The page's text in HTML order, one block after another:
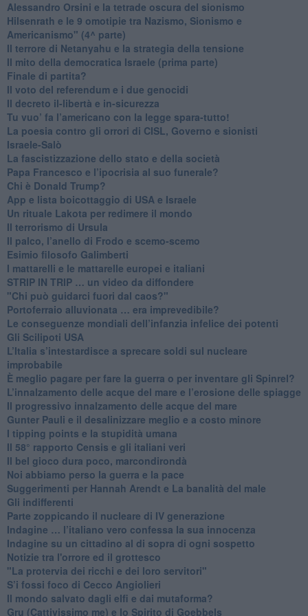
​Alessandro Orsini e la tetrade oscura del sionismo
​Hilsenrath e le 9 omotipie tra Nazismo, Sionismo e
Americanismo" (4^ parte)
​Il terrore di Netanyahu e la strategia della tensione
Il mito della democratica Israele (prima parte)
​Finale di partita?
​Il voto del referendum e i due genocidi
Il decreto il-libertà e in-sicurezza
Tu vuo’ fa l’americano con la legge spara-tutto!
La poesia contro gli orrori di CISL, Governo e sionisti
Israele-Salò
​La fascistizzazione dello stato e della società
Papa Francesco e l’ipocrisia al suo funerale?
​Chi è Donald Trump?
App e lista boicottaggio di USA e Israele
​Un rituale Lakota per redimere il mondo
Il terrorismo di Ursula
​Il palco, l’anello di Frodo e scemo-scemo
Esimio filosofo Galimberti
​I mattarelli e le mattarelle europei e italiani
​STRIP IN TRIP … un video da diffondere
"Chi può guidarci fuori dal caos?"
​Portoferraio alluvionata … era imprevedibile?
Le conseguenze mondiali dell’infanzia infelice dei potenti
​Gli Scilipoti USA
L’Italia s’intestardisce a sprecare soldi sul nucleare
improbabile
È meglio pagare per fare la guerra o per inventare gli Spinrel?
​L’innalzamento delle acque del mare e l’erosione delle spiagge
​Il progressivo innalzamento delle acque del mare
​Gunter Pauli e il desalinizzare meglio e a costo minore
I tipping points e la stupidità umana
​Il 58° rapporto Censis e gli italiani veri
​Il bel gioco dura poco, marcondirondà
Noi abbiamo perso la guerra e la pace
Suggerimenti per Hannah Arendt e La banalità del male
​Gli indifferenti
Parte zoppicando il nucleare di IV generazione
​Indagine … l’italiano vero confessa la sua innocenza
Indagine su un cittadino al di sopra di ogni sospetto
Notizie tra l'orrore ed il grottesco
"La protervia dei ricchi e dei loro servitori"
S’i fossi foco di Cecco Angiolieri
​Il mondo salvato dagli elfi e dai mutaforma?
Gru (Cattivissimo me) e lo Spirito di Goebbels